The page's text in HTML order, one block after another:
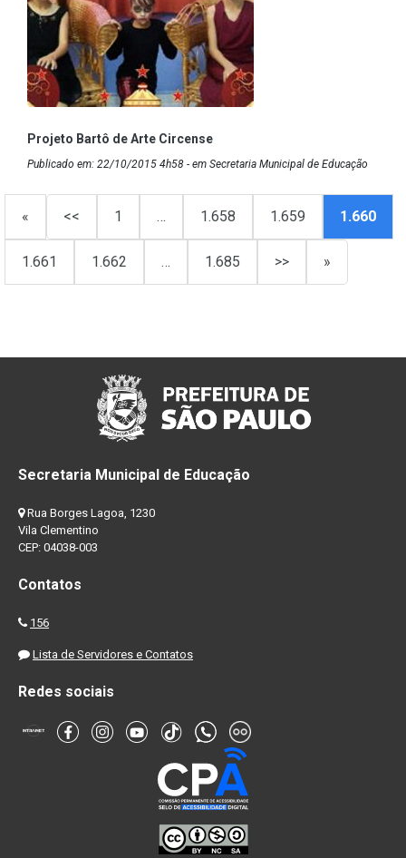
Projeto Bartô de Arte Circense
Publicado em: 22/10/2015 4h58 - em Secretaria Municipal de Educação
« << 1 … 1.658 1.659 1.660
1.661 1.662 … 1.685 >> »
Secretaria Municipal de Educação
Rua Borges Lagoa, 1230
Vila Clementino
CEP: 04038-003
Contatos
156
Lista de Servidores e Contatos
Redes sociais